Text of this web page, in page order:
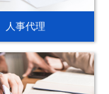
人事代理